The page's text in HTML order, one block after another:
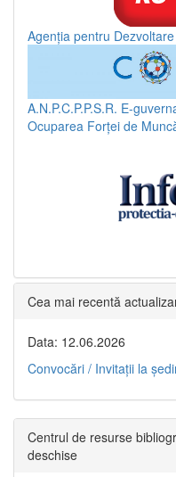
Agenția pentru
A.N.P.C.P.P.S.R. E-
Ocuparea Forței de
Cea mai recentă
Data: 12.06.2026
Convocări / Invitaţii la
Centrul de resurse
deschise